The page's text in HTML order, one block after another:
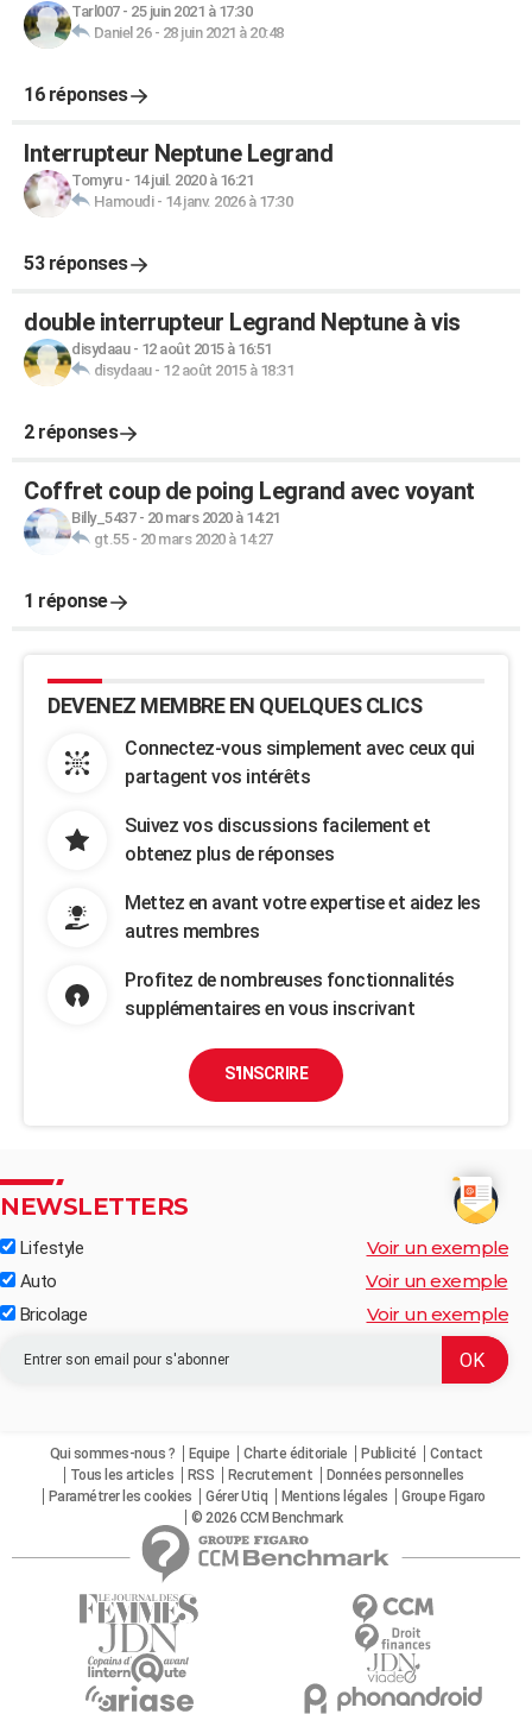
Tarl007- 25 juin 2021 à 17:30
Daniel 26- 28 juin 2021 à 20:48
16 réponses
Interrupteur Neptune Legrand
Tomyru- 14 juil. 2020 à 16:21
Hamoudi- 14 janv. 2026 à 17:30
53 réponses
double interrupteur Legrand Neptune à vis
disydaau- 12 août 2015 à 16:51
disydaau- 12 août 2015 à 18:31
2 réponses
Coffret coup de poing Legrand avec voyant
Billy_5437- 20 mars 2020 à 14:21
gt.55- 20 mars 2020 à 14:27
1 réponse
DEVENEZ MEMBRE EN QUELQUES CLICS
Connectez-vous simplement avec ceux qui
partagent vos intérêts
Suivez vos discussions facilement et
obtenez plus de réponses
Mettez en avant votre expertise et aidez les
autres membres
Profitez de nombreuses fonctionnalités
supplémentaires en vous inscrivant
S'INSCRIRE
NEWSLETTERS
Lifestyle Voir un exemple
Auto Voir un exemple
Bricolage Voir un exemple
Qui sommes-nous ? Equipe Charte éditoriale Publicité
Contact
Tous les articles
RSS Recrutement
Données personnelles
Paramétrer les cookies
Gérer Utiq Mentions légales
Groupe Figaro
© 2026 CCM Benchmark